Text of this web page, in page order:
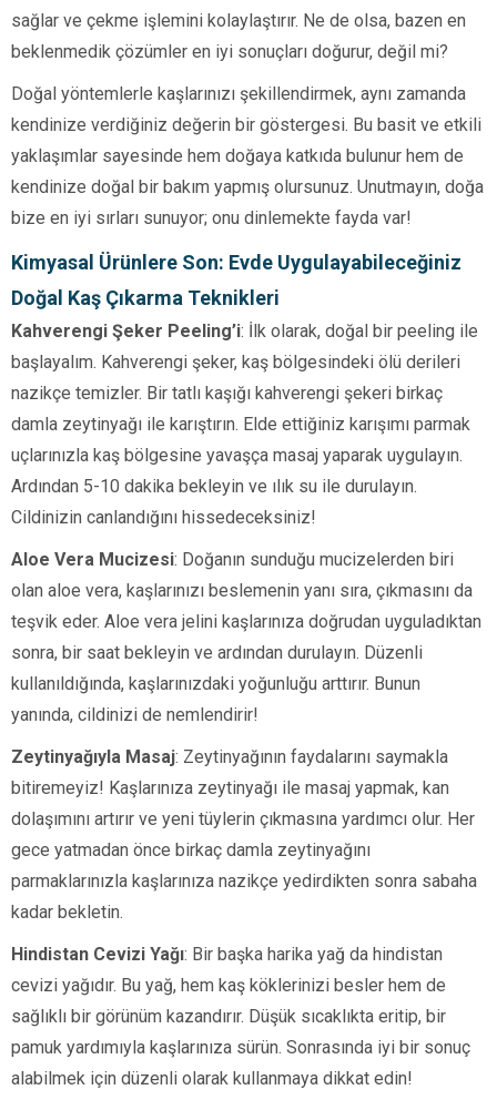
sağlar ve çekme işlemini kolaylaştırır. Ne de olsa, bazen en
beklenmedik çözümler en iyi sonuçları doğurur, değil mi?
Doğal yöntemlerle kaşlarınızı şekillendirmek, aynı zamanda
kendinize verdiğiniz değerin bir göstergesi. Bu basit ve etkili
yaklaşımlar sayesinde hem doğaya katkıda bulunur hem de
kendinize doğal bir bakım yapmış olursunuz. Unutmayın, doğa
bize en iyi sırları sunuyor; onu dinlemekte fayda var!
Kimyasal Ürünlere Son: Evde Uygulayabileceğiniz
Doğal Kaş Çıkarma Teknikleri
Kahverengi Şeker Peeling’i: İlk olarak, doğal bir peeling ile
başlayalım. Kahverengi şeker, kaş bölgesindeki ölü derileri
nazikçe temizler. Bir tatlı kaşığı kahverengi şekeri birkaç
damla zeytinyağı ile karıştırın. Elde ettiğiniz karışımı parmak
uçlarınızla kaş bölgesine yavaşça masaj yaparak uygulayın.
Ardından 5-10 dakika bekleyin ve ılık su ile durulayın.
Cildinizin canlandığını hissedeceksiniz!
Aloe Vera Mucizesi: Doğanın sunduğu mucizelerden biri
olan aloe vera, kaşlarınızı beslemenin yanı sıra, çıkmasını da
teşvik eder. Aloe vera jelini kaşlarınıza doğrudan uyguladıktan
sonra, bir saat bekleyin ve ardından durulayın. Düzenli
kullanıldığında, kaşlarınızdaki yoğunluğu arttırır. Bunun
yanında, cildinizi de nemlendirir!
Zeytinyağıyla Masaj: Zeytinyağının faydalarını saymakla
bitiremeyiz! Kaşlarınıza zeytinyağı ile masaj yapmak, kan
dolaşımını artırır ve yeni tüylerin çıkmasına yardımcı olur. Her
gece yatmadan önce birkaç damla zeytinyağını
parmaklarınızla kaşlarınıza nazikçe yedirdikten sonra sabaha
kadar bekletin.
Hindistan Cevizi Yağı: Bir başka harika yağ da hindistan
cevizi yağıdır. Bu yağ, hem kaş köklerinizi besler hem de
sağlıklı bir görünüm kazandırır. Düşük sıcaklıkta eritip, bir
pamuk yardımıyla kaşlarınıza sürün. Sonrasında iyi bir sonuç
alabilmek için düzenli olarak kullanmaya dikkat edin!